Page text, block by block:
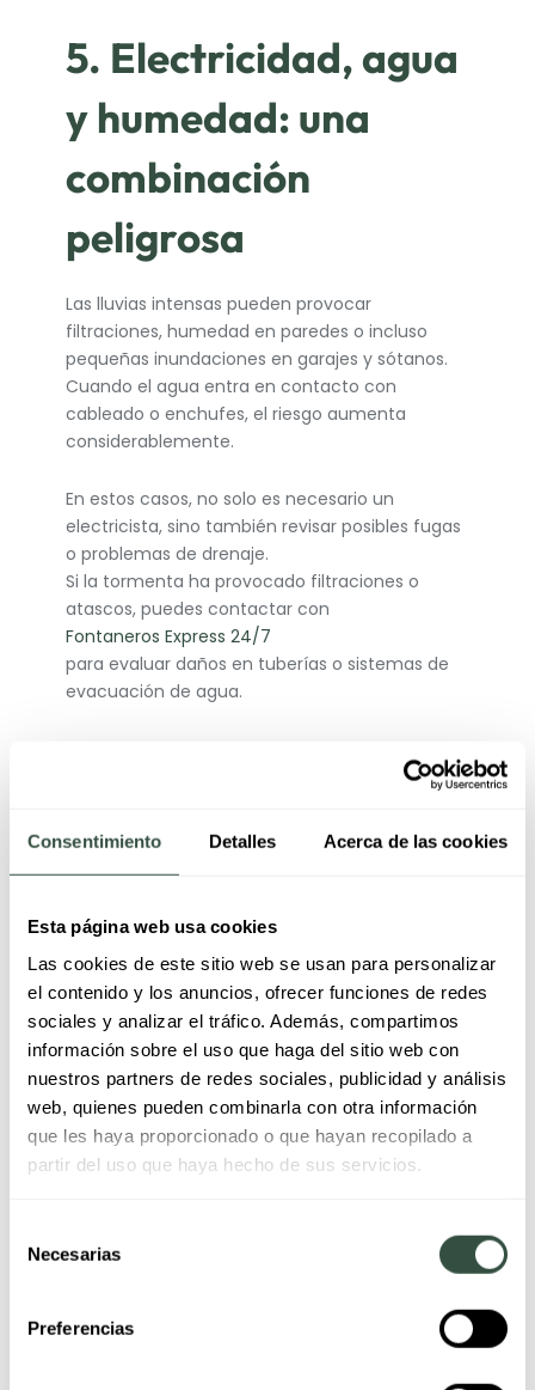
Consentimiento Detalles Acerca de las cookies
Esta página web usa cookies
Las cookies de este sitio web se usan para personalizar
el contenido y los anuncios, ofrecer funciones de redes
sociales y analizar el tráfico. Además, compartimos
información sobre el uso que haga del sitio web con
nuestros partners de redes sociales, publicidad y análisis
web, quienes pueden combinarla con otra información
que les haya proporcionado o que hayan recopilado a
partir del uso que haya hecho de sus servicios.
Necesarias
Preferencias
5. Electricidad, agua
y humedad: una
combinación
peligrosa
Las lluvias intensas pueden provocar
filtraciones, humedad en paredes o incluso
pequeñas inundaciones en garajes y sótanos.
Cuando el agua entra en contacto con
cableado o enchufes, el riesgo aumenta
considerablemente.
En estos casos, no solo es necesario un
electricista, sino también revisar posibles fugas
o problemas de drenaje.
Si la tormenta ha provocado filtraciones o
atascos, puedes contactar con
Fontaneros Express 24/7
para evaluar daños en tuberías o sistemas de
evacuación de agua.
preventivas antes de
una tormenta
Revisar el estado del cuadro eléctrico.
Comprobar que la puesta a tierra
funciona correctamente.
Instalar protectores contra sobretensión.
Sellar posibles entradas de agua en
balcones y terrazas.
Revisar desagües y bajantes para evitar
acumulación de agua.